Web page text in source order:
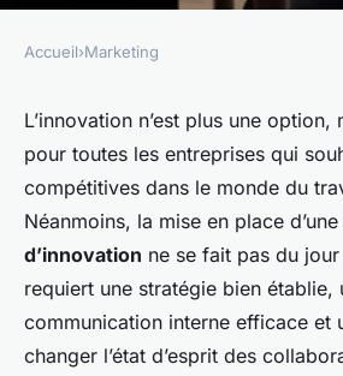
Les secrets pour
culture d'entreprise
l'innovation
giselle•6 novembre 2023 •3 min de
Accueil›Marketing
L’innovation n’est plus une
pour toutes les entreprises qui
compétitives dans le monde du
Néanmoins, la mise en place d’une
d’innovation ne se fait pas du
requiert une stratégie bien établie,
communication interne efficace et
changer l’état d’esprit des